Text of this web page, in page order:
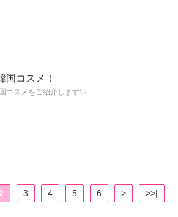
コスメ！
コスメをご紹介します♡
3 4 5 6 > >>|